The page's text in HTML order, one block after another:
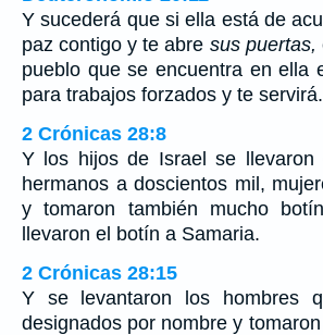
Y sucederá que si ella está de
paz contigo y te abre sus puertas,
pueblo que se encuentra en ella
para trabajos forzados y te servirá.
2 Crónicas 28:8
Y los hijos de Israel se llevaron
hermanos a doscientos mil,
y tomaron también mucho
llevaron el botín a Samaria.
2 Crónicas 28:15
Y se levantaron los hombres
designados por nombre y